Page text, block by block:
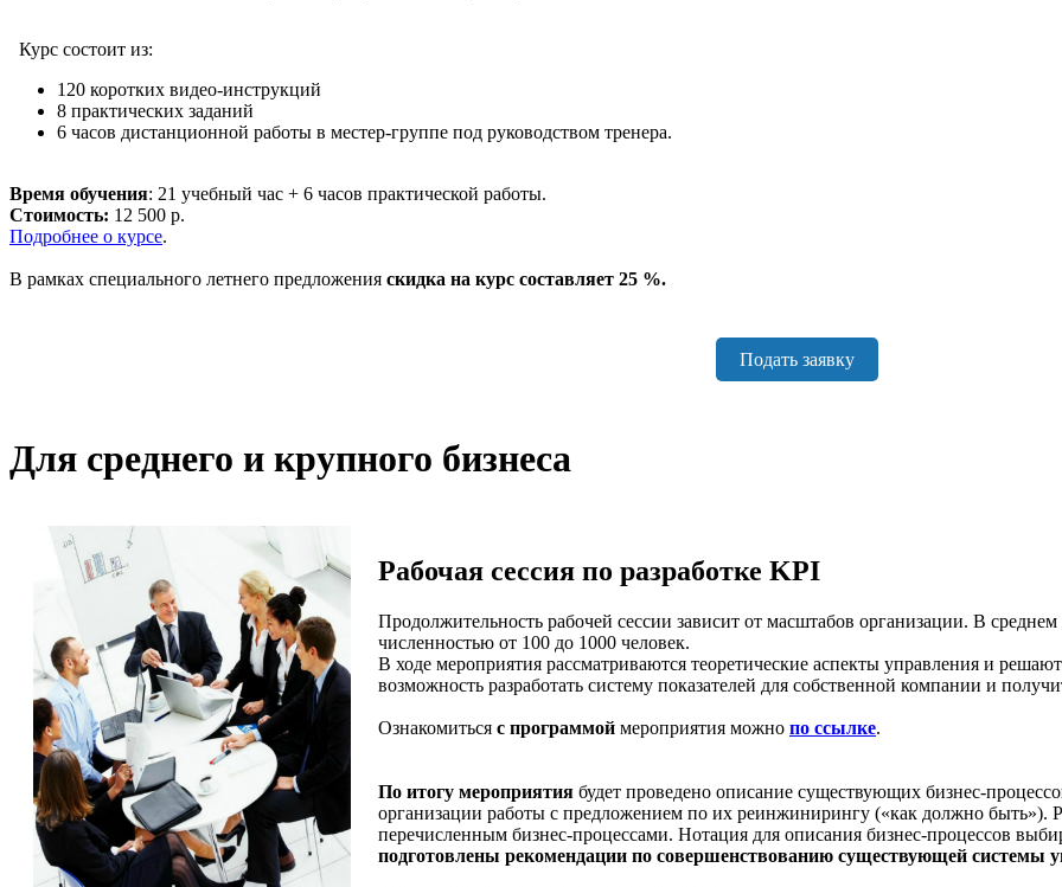
Курс состоит из:
120 коротких видео-инструкций
8 практических заданий
6 часов дистанционной работы в местер-группе под руководством тренера.
Время обучения: 21 учебный час + 6 часов практической работы.
Стоимость: 12 500 р.
Подробнее о курсе.
В рамках специального летнего предложения скидка на курс составляет 25 %.
Подать заявку
Для среднего и крупного бизнеса
Рабочая сессия по разработке KPI
Продолжительность рабочей сессии зависит от масштабов организации. В
численностью от 100 до 1000 человек.
В ходе мероприятия рассматриваются теоретические аспекты управления и
возможность разработать систему показателей для собственной компании и
Ознакомиться с программой мероприятия можно по ссылке.
По итогу мероприятия будет проведено описание существующих бизнес­-
организации работы с предложением по их реинжинирингу («как должно быть»).
перечисленным бизнес­-процессами. Нотация для описания бизнес-­процессов
подготовлены рекомендации по совершенствованию существующей системы